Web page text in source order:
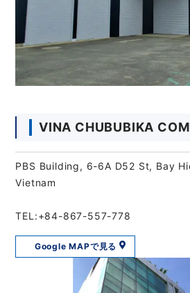
VINA CHUBUBIKA
PBS Building, 6-6A D52 St, Bay
Vietnam
TEL:+84-867-557-778
Google MAPで見る